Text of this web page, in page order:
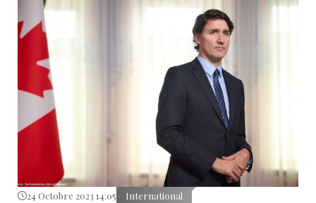
sur l'invasion de l'Ukraine et la désinformation, alors
que l'UE s'apprête à tenir des élections législatives
dans trois semaines.
24 Octobre 2023 14:05 International